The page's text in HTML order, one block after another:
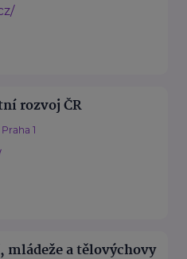
rozvoj ČR
Praha 1
a tělovýchovy